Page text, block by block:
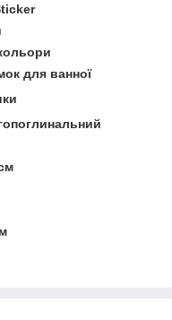
для ванної